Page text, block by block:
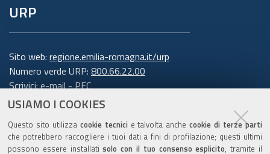
USIAMO I COOKIES
Questo sito utilizza cookie tecnici e talvolta anchecookie di terze parti
che potrebbero raccogliere i tuoi dati a fini di profilazione; questi ultimi
possono essere installatisolo con il tuo consenso esplicito, tramite il
URP
Sito web: regione.emilia-romagna.it/urp
Numero verde URP: 800.66.22.00
Scrivici:e-mail-PEC
Trasparenza